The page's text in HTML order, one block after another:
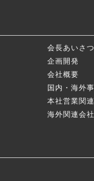
会長あいさつ
企画開発
会社概要
国内・海外
本社営業関
海外関連会社